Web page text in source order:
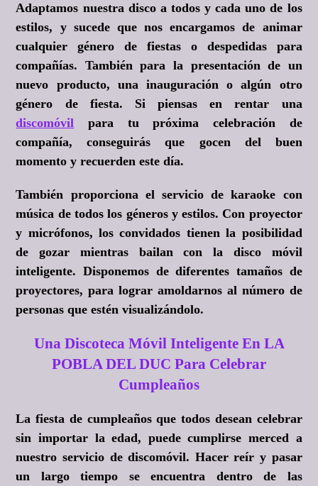
Adaptamos nuestra disco a todos y cada uno de los
estilos, y sucede que nos encargamos de animar
cualquier género de fiestas o despedidas para
compañías. También para la presentación de un
nuevo producto, una inauguración o algún otro
género de fiesta. Si piensas en rentar una
discomóvil para tu próxima celebración de
compañía, conseguirás que gocen del buen
momento y recuerden este día.
También proporciona el servicio de karaoke con
música de todos los géneros y estilos. Con proyector
y micrófonos, los convidados tienen la posibilidad
de gozar mientras bailan con la disco móvil
inteligente. Disponemos de diferentes tamaños de
proyectores, para lograr amoldarnos al número de
personas que estén visualizándolo.
Una Discoteca Móvil Inteligente En LA
POBLA DEL DUC Para Celebrar
Cumpleaños
La fiesta de cumpleaños que todos desean celebrar
sin importar la edad, puede cumplirse merced a
nuestro servicio de discomóvil. Hacer reír y pasar
un largo tiempo se encuentra dentro de las